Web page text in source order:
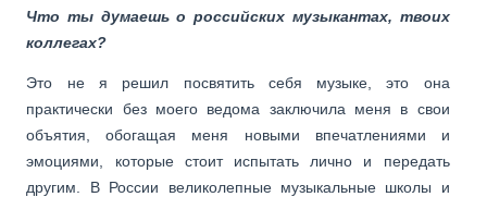
Что ты думаешь о российских музыкантах, твоих
коллегах?
Это не я решил посвятить себя музыке, это она
практически без моего ведома заключила меня в свои
объятия, обогащая меня новыми впечатлениями и
эмоциями, которые стоит испытать лично и передать
другим. В России великолепные музыкальные школы и